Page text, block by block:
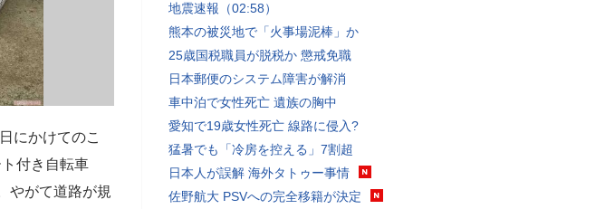
にかけてのこ
付き自転車
やがて道路が規
地震速報（02:58）
熊本の被災地で「火事場泥棒」か
25歳国税職員が脱税か 懲戒免職
日本郵便のシステム障害が解消
車中泊で女性死亡 遺族の胸中
愛知で19歳女性死亡 線路に侵入?
猛暑でも「冷房を控える」7割超
日本人が誤解 海外タトゥー事情
佐野航大 PSVへの完全移籍が決定